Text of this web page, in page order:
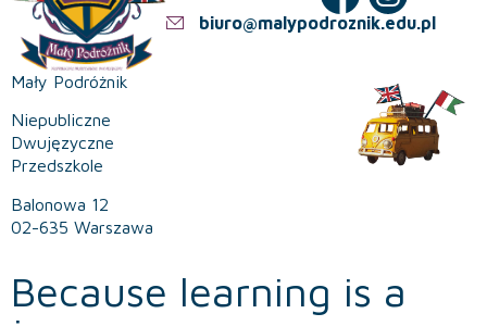
Mały Podróżnik
Niepubliczne
Dwujęzyczne
Przedszkole
Balonowa 12
02-635 Warszawa
biuro@malypodroznik.edu.pl
Because learning is a